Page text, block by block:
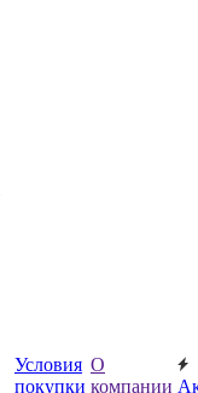
Условия
покупки
О
компании